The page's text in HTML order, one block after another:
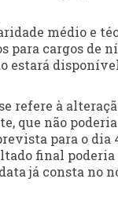
médio e
para cargos de
estará
refere à
que não
para o dia
final
já consta no